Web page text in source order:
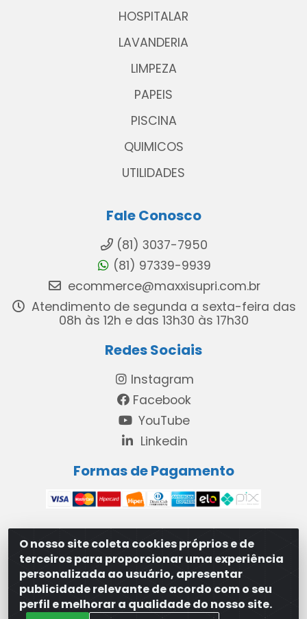
O nosso site coleta cookies próprios e de
terceiros para proporcionar uma experiência
personalizada ao usuário, apresentar
publicidade relevante de acordo com o seu
perfil e melhorar a qualidade do nosso site.
HOSPITALAR
LAVANDERIA
LIMPEZA
PAPEIS
PISCINA
QUIMICOS
UTILIDADES
Fale Conosco
(81) 3037-7950
(81) 97339-9939
ecommerce@maxxisupri.com.br
Atendimento de segunda a sexta-feira das
08h às 12h e das 13h30 às 17h30
Redes Sociais
Instagram
Facebook
YouTube
Linkedin
Formas de Pagamento
MAXXISUPRI COMÉRCIO DE SANEANTES LTDA - Avenida
Antônio Cabral de Souza, 2872 - Maranguape II -
Paulista/PE - CEP 53.421-420 - 31.329.180/0001-83